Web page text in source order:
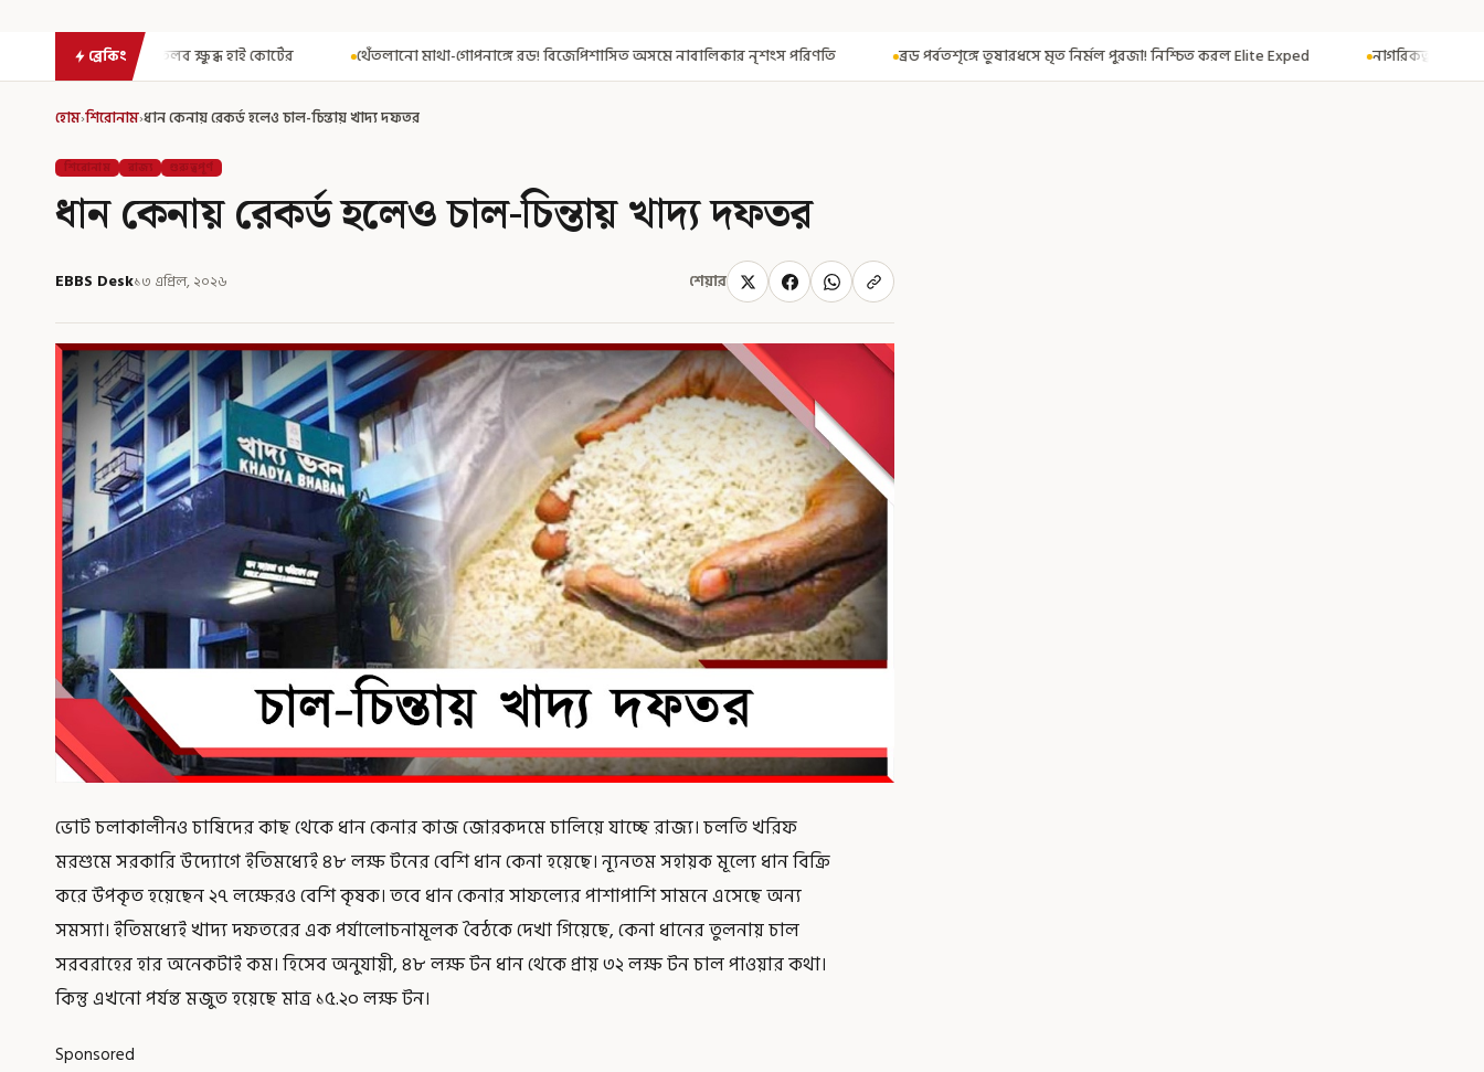
ব্রেকিং
ক্ষুব্ধ হাই কোর্টের থেঁতলানো মাথা-গোপনাঙ্গে রড! বিজেপিশাসিত অসমে নাবালিকার নৃশংস পরিণতি ব্রড পর্বতশৃঙ্গে তুষারধসে মৃত নির্মল পুরজা! নিশ্চিত করল Elite Exped নাগরিকত্ব দিতেই CAA! ৩০০ মতুয়াকে
হোম›শিরোনাম›ধান কেনায় রেকর্ড হলেও চাল-চিন্তায় খাদ্য দফতর
শিরোনাম রাজ্য গুরুত্বপূর্ণ
ধান কেনায় রেকর্ড হলেও চাল-চিন্তায় খাদ্য দফতর
EBBS Desk১৩ এপ্রিল, ২০২৬ শেয়ার
ভোট চলাকালীনও চাষিদের কাছ থেকে ধান কেনার কাজ জোরকদমে চালিয়ে যাচ্ছে রাজ্য। চলতি খরিফ
মরশুমে সরকারি উদ্যোগে ইতিমধ্যেই ৪৮ লক্ষ টনের বেশি ধান কেনা হয়েছে। ন্যূনতম সহায়ক মূল্যে ধান বিক্রি
করে উপকৃত হয়েছেন ২৭ লক্ষেরও বেশি কৃষক। তবে ধান কেনার সাফল্যের পাশাপাশি সামনে এসেছে অন্য
সমস্যা। ইতিমধ্যেই খাদ্য দফতরের এক পর্যালোচনামূলক বৈঠকে দেখা গিয়েছে, কেনা ধানের তুলনায় চাল
সরবরাহের হার অনেকটাই কম। হিসেব অনুযায়ী, ৪৮ লক্ষ টন ধান থেকে প্রায় ৩২ লক্ষ টন চাল পাওয়ার কথা।
কিন্তু এখনো পর্যন্ত মজুত হয়েছে মাত্র ১৫.২০ লক্ষ টন।
Sponsored